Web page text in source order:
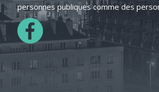
personnes publiques comme des